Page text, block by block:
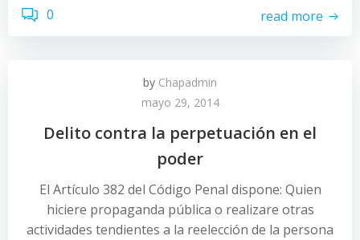
0 read more
by Chapadmin
mayo 29, 2014
Delito contra la perpetuación en el
poder
El Artículo 382 del Código Penal dispone: Quien
hiciere propaganda pública o realizare otras
actividades tendientes a la reelección de la persona